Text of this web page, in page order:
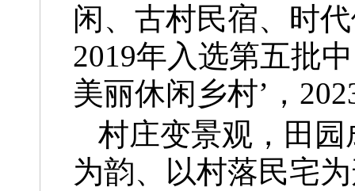
闲、古村民宿、时
2019年入选第五批
美丽休闲乡村’，
村庄变景观，田
为韵、以村落民宅